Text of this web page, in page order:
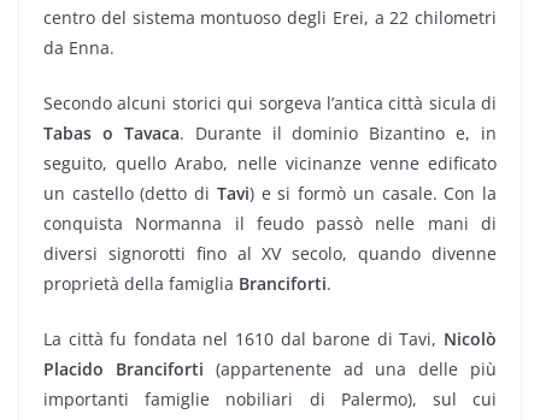
centro del sistema montuoso degli Erei, a 22 chilometri
da Enna.
Secondo alcuni storici qui sorgeva l’antica città sicula di
Tabas o Tavaca. Durante il dominio Bizantino e, in
seguito, quello Arabo, nelle vicinanze venne edificato
un castello (detto di Tavi) e si formò un casale. Con la
conquista Normanna il feudo passò nelle mani di
diversi signorotti fino al XV secolo, quando divenne
proprietà della famiglia Branciforti.
La città fu fondata nel 1610 dal barone di Tavi, Nicolò
Placido Branciforti (appartenente ad una delle più
importanti famiglie nobiliari di Palermo), sul cui